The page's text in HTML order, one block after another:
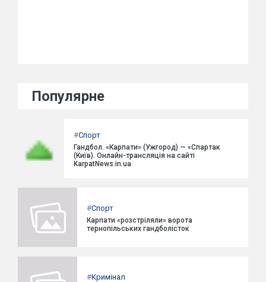
Популярне
#Спорт
Гандбол. «Карпати» (Ужгород) — «Спартак
(Київ). Онлайн-трансляція на сайті
KarpatNews.in.ua
#Спорт
Карпати «розстріляли» ворота
тернопільських гандболісток
#Кримінал